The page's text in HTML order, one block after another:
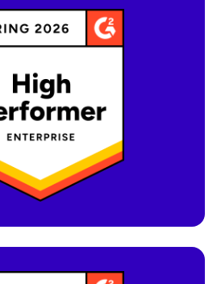
zeigt, dass
wie AB Tasty eine höhere
erreichen, gleichzeitig
Marktpräsenz als
in derselben Kategorie